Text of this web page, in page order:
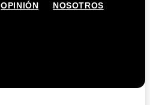
OPINIÓN NOSOTROS